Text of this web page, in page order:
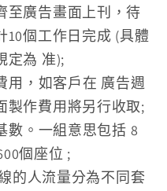
至廣告畫面上刊，待
個工作日完成 (具體
定為 准);
用，如客戶在 廣告週
製作費用將另行收取;
數。一組意思包括 8
個座位 ;
的人流量分為不同 套